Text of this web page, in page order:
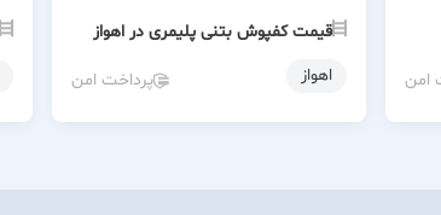
امن
قیمت کفپوش بتنی پلیمری در اهواز
اهواز
پرداخت امن